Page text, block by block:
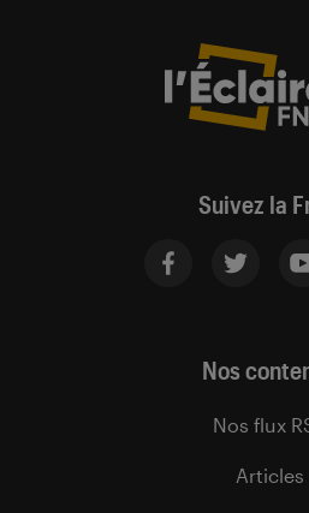
Suivez la
Nos
Nos flux
Articles